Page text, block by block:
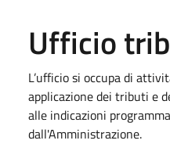
Ufficio
L’ufficio si occupa di
applicazione dei tributi e
alle indicazioni
dall'Amministrazione.